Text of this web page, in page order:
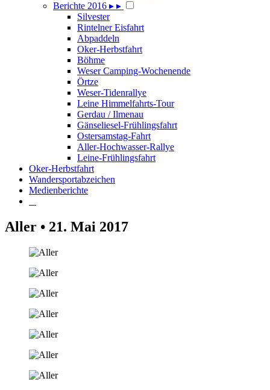
Berichte 2016 ▸ ▸
Silvester
Rintelner Eisfahrt
Abpaddeln
Oker-Herbstfahrt
Böhme
Weser Camping-Wochenende
Örtze
Weser-Tidenrallye
Leine Himmelfahrts-Tour
Gerdau / Ilmenau
Gänseliesel-Frühlingsfahrt
Ostersamstag-Fahrt
Aller-Hochwasser-Rallye
Leine-Frühlingsfahrt
Oker-Herbstfahrt
Wandersportabzeichen
Medienberichte
Aller • 21. Mai 2017